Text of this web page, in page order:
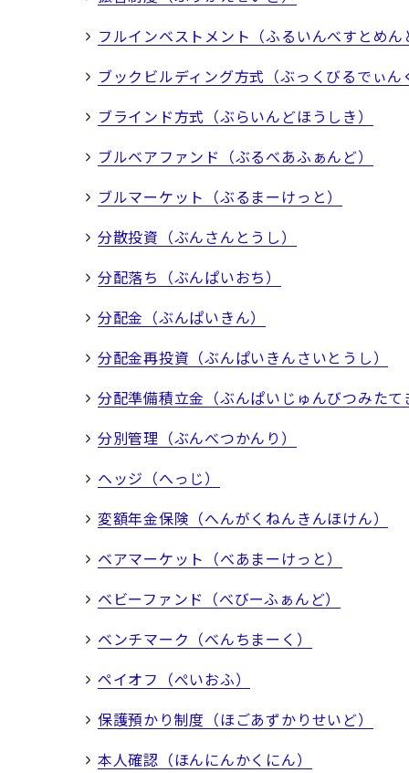
フルインベストメント（ふるいんべすとめん
ブックビルディング方式（ぶっくびるでぃ
ブラインド方式（ぶらいんどほうしき）
ブルベアファンド（ぶるべあふぁんど）
ブルマーケット（ぶるまーけっと）
分散投資（ぶんさんとうし）
分配落ち（ぶんぱいおち）
分配金（ぶんぱいきん）
分配金再投資（ぶんぱいきんさいとうし）
分配準備積立金（ぶんぱいじゅんびつみたて
分別管理（ぶんべつかんり）
ヘッジ（へっじ）
変額年金保険（へんがくねんきんほけん）
ベアマーケット（べあまーけっと）
ベビーファンド（べびーふぁんど）
ベンチマーク（べんちまーく）
ペイオフ（ぺいおふ）
保護預かり制度（ほごあずかりせいど）
本人確認（ほんにんかくにん）